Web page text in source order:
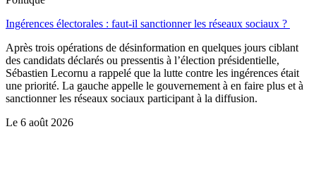
Ingérences électorales : faut-il sanctionner les réseaux sociaux ?
Après trois opérations de désinformation en quelques jours ciblant
des candidats déclarés ou pressentis à l’élection présidentielle,
Sébastien Lecornu a rappelé que la lutte contre les ingérences était
une priorité. La gauche appelle le gouvernement à en faire plus et à
sanctionner les réseaux sociaux participant à la diffusion.
Le 6 août 2026